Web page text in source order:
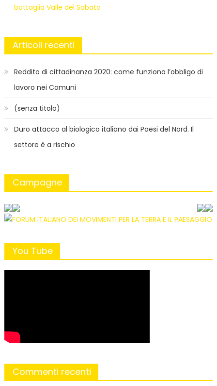
battaglia Valle del Sabato
Articoli recenti
Reddito di cittadinanza 2020: come funziona l’obbligo di
lavoro nei Comuni
(senza titolo)
Duro attacco al biologico italiano dai Paesi del Nord. Il
settore è a rischio
Campagne
You Tube
Commenti recenti